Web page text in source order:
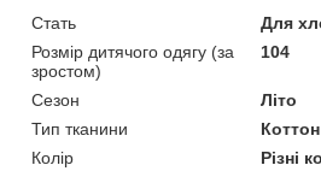
Стать
Для
Розмір дитячого одягу (за
зростом)
104
Сезон
Літо
Тип тканини
Коттон
Колір
Різні